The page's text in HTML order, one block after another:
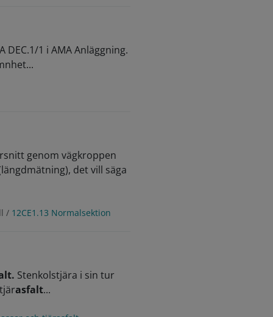
DEC.1/1 i AMA Anläggning.
genom vägkroppen
det vill säga
/ 12CE1.13 Normalsektion
Stenkolstjära i sin tur
asfalt...